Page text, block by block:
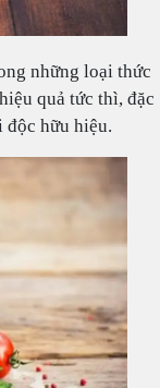
những loại thức
quả tức thì, đặc
độc hữu hiệu.